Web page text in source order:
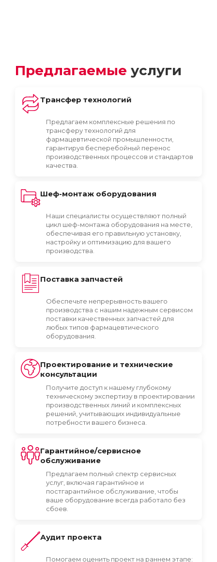
Предлагаемые услуги
Трансфер технологий
Предлагаем комплексные решения по
трансферу технологий для
фармацевтической промышленности,
гарантируя бесперебойный перенос
производственных процессов и стандартов
качества.
Шеф-монтаж оборудования
Наши специалисты осуществляют полный
цикл шеф-монтажа оборудования на месте,
обеспечивая его правильную установку,
настройку и оптимизацию для вашего
производства.
Поставка запчастей
Обеспечьте непрерывность вашего
производства с нашим надежным сервисом
поставки качественных запчастей для
любых типов фармацевтического
оборудования.
Проектирование и технические
консультации
Получите доступ к нашему глубокому
техническому экспертизу в проектировании
производственных линий и комплексных
решений, учитывающих индивидуальные
потребности вашего бизнеса.
Гарантийное/сервисное
обслуживание
Предлагаем полный спектр сервисных
услуг, включая гарантийное и
постгарантийное обслуживание, чтобы
ваше оборудование всегда работало без
сбоев.
Аудит проекта
Помогаем оценить проект на раннем этапе: